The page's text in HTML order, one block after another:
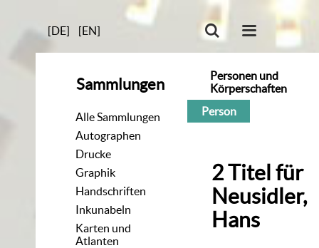
[DE] [EN]
Sammlungen
Alle Sammlungen
Autographen
Drucke
Graphik
Handschriften
Inkunabeln
Karten und
Atlanten
Personen und
Körperschaften
Person
2Titel für
Neusidler,
Hans